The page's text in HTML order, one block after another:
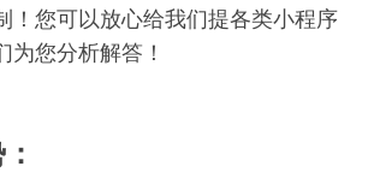
！您可以放心给我们提各类小程序
为您分析解答！